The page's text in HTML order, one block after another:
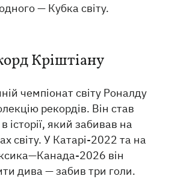
— Кубка світу.
Кріштіану
чемпіонат світу Роналду
рекордів. Він став
який забивав на
світу. У Катарі-2022 та на
2026 він
дива — забив три голи.